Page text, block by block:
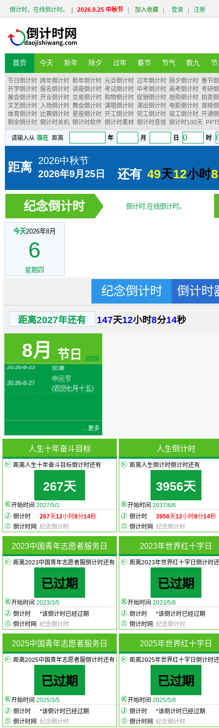
倒计时，在线倒计时。 2026.9.25 中秋节 加入收藏 登录 注册
首页 今天 新年 除夕 过年 春节 节气 数九 节
节日倒计时 跨年倒计时 新年倒计时 元旦倒计时 过年倒计时 除夕倒计时 春节
开学倒计时 报名倒计时 讲座倒计时 考试倒计时 中考倒计时 高考倒计时 考研
展会倒计时 开业倒计时 交易倒计时 购物倒计时 促销倒计时 抢购倒计时 拍卖
文艺倒计时 入场倒计时 舞会倒计时 演唱倒计时 演出倒计时 电影倒计时 首映
体育倒计时 比赛倒计时 星座倒计时 开工倒计时 完工倒计时 竣工倒计时 开通
剩余倒计时 倒计时关机 倒计时软件 倒计时素材 倒计时音效 倒计时100天 PPT
纪念倒计时 倒计时,在线倒计时。
今天2026年8月
6
星期四
纪念倒计时 倒计时
距离2027年还有 147天12小时8分14秒
8月 节日 2026
2026-8-6
(农历六月二十
四)
2026-8-19
七夕节
2026-8-23
处暑
2026-8-27
中元节
(农历七月十五)
…更多
人生十年奋斗目标
距离人生十年奋斗目标倒计时还有
267天
开始时间 2027/5/1
倒计时
267天12小时8分14秒
倒计时网 纪念倒计时
人生倒计时
距离人生倒计时倒计时还有
3956天
开始时间 2037/6/6
倒计时
3956天12小时8分14秒
倒计时网 纪念倒计时
2023中国青年志愿者服务日
距离2023中国青年志愿者服倒计时还有
已过期
开始时间 2023/3/5
倒计时
*该倒计时已经过期
倒计时网 纪念倒计时
2023年世界红十字日
距离2023年世界红十字日倒计时
已过期
开始时间 2023/5/8
倒计时
*该倒计时已经过期
倒计时网 纪念倒计时
2025中国青年志愿者服务日
距离2025中国青年志愿者服倒计时还有
已过期
开始时间 2025/3/5
倒计时
*该倒计时已经过期
倒计时网 纪念倒计时
2025年世界红十字日
距离2025年世界红十字日倒计时
已过期
开始时间 2025/5/8
倒计时
*该倒计时已经过期
倒计时网 纪念倒计时